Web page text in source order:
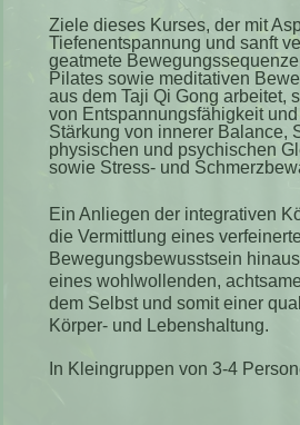
Ziele dieses Kurses, der mit
Tiefenentspannung und sanft
geatmete
Pilates sowie meditativen
aus dem Taji Qi Gong arbeitet,
von Entspannungsfähigkeit
Stärkung von innerer Balance,
physischen und psychischen
sowie Stress- und
Ein Anliegen der integrativen
die Vermittlung eines
Bewegungsbewusstsein
eines wohlwollenden,
dem Selbst und somit einer
Körper- und Lebenshaltung.
n Kleingruppen von 3-4